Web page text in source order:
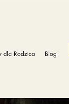
dla Rodzica Blog